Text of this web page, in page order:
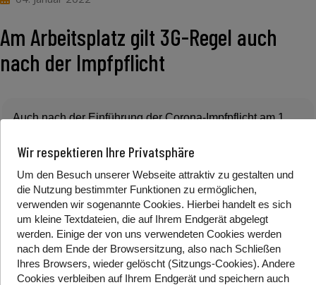
Am Arbeitsplatz gilt 3G-Regel auch
nach der Impfpflicht
Auch nach der Einführung der Corona-Impfpflicht am 1.
hat Arbeitsminister Martin Kocher am Donnerstag erklärt.
3G bedeutet, man muss geimpft, genesen oder auf
Corona getestet sein. Damit ist klar, dass auch
Ungeimpfte weiterhin zur Arbeit gehen dürfen.
Vorher hatten sich Vertreter*innen von Arbeitgeber*innen
und Arbeitnehmer*innen kritisch zu einer 2G-Regel am
Arbeitsplatz geäußert. Sie sagten, dass das nicht
umsetzbar wäre. 2G bedeutet, dass man geimpft oder
Wir respektieren Ihre Privatsphäre
Um den Besuch unserer Webseite attraktiv zu gestalten und
die Nutzung bestimmter Funktionen zu ermöglichen,
verwenden wir sogenannte Cookies. Hierbei handelt es sich
um kleine Textdateien, die auf Ihrem Endgerät abgelegt
werden. Einige der von uns verwendeten Cookies werden
nach dem Ende der Browsersitzung, also nach Schließen
Ihres Browsers, wieder gelöscht (Sitzungs-Cookies). Andere
Cookies verbleiben auf Ihrem Endgerät und speichern auch